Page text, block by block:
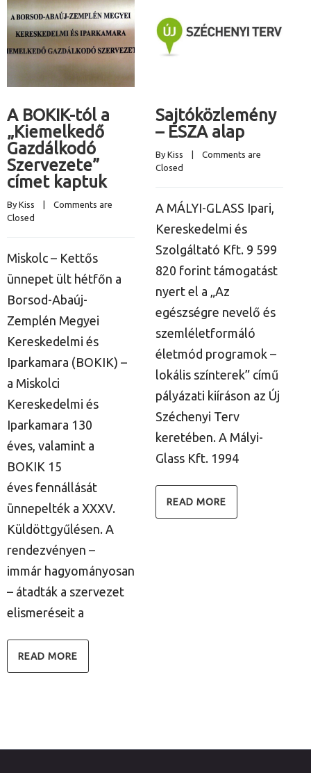
A BOKIK-tól a
„Kiemelkedő
Gazdálkodó
Szervezete”
címet kaptuk
By Kiss
Comments are
Closed
Miskolc – Kettős
ünnepet ült hétfőn a
Borsod-Abaúj-
Zemplén Megyei
Kereskedelmi és
Iparkamara (BOKIK) –
a Miskolci
Kereskedelmi és
Iparkamara 130
éves, valamint a
BOKIK 15
éves fennállását
ünnepelték a XXXV.
Küldöttgyűlésen. A
rendezvényen –
immár hagyományosan
– átadták a szervezet
elismeréseit a
READ MORE
Sajtóközlemény
– ESZA alap
By Kiss
Comments are
Closed
A MÁLYI-GLASS Ipari,
Kereskedelmi és
Szolgáltató Kft. 9 599
820 forint támogatást
nyert el a „Az
egészségre nevelő és
szemléletformáló
életmód programok –
lokális színterek” című
pályázati kiíráson az Új
Széchenyi Terv
keretében. A Mályi-
Glass Kft. 1994
READ MORE